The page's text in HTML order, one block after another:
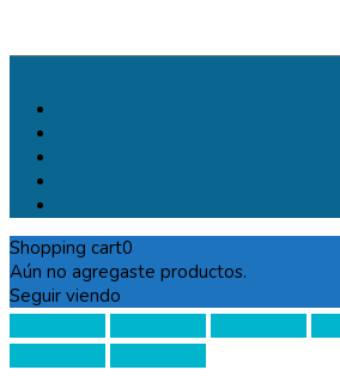
Shopping cart0
Aún no agregaste productos.
Seguir viendo